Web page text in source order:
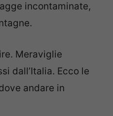
incontaminate,
Meraviglie
dall’Italia. Ecco le
andare in